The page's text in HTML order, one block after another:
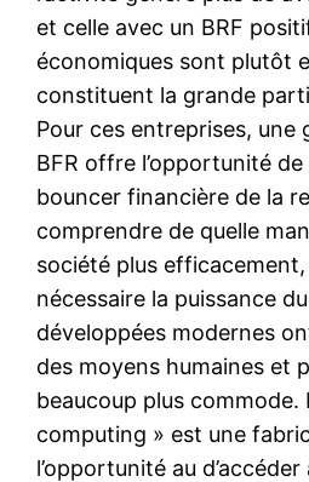
et celle avec un BRF
économiques sont plutôt
constituent la grande
Pour ces entreprises, une
BFR offre l’opportunité
bouncer financière de la
comprendre de quelle
société plus efficacement,
nécessaire la puissance
développées modernes
des moyens humaines et
beaucoup plus commode.
computing » est une
l’opportunité au